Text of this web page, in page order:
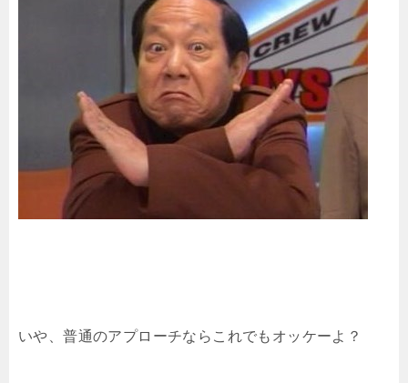
いや、普通のアプローチならこれでもオッケーよ？